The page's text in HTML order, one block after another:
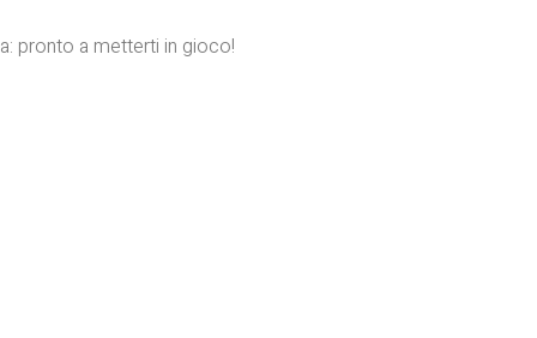
pronto a metterti in gioco!